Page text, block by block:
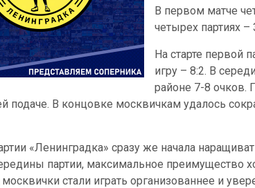
В первом матче
четырех партиях –
На старте первой
игру – 8:2. В
районе 7-8 очков.
подаче. В концовке москвичкам удалось
«Ленинградка» сразу же начала
партии, максимальное преимущество
москвички стали играть организованнее и